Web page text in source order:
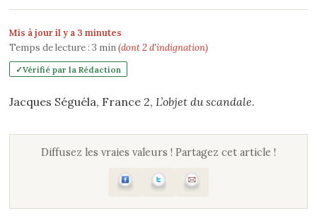
Mis à jour il y a 3 minutes
Temps de lecture : 3 min(dont 2 d'indignation)
Vérifié par la Rédaction
Jacques Séguéla, France 2, L’objet du scandale.
Diffusez les vraies valeurs ! Partagez cet article !